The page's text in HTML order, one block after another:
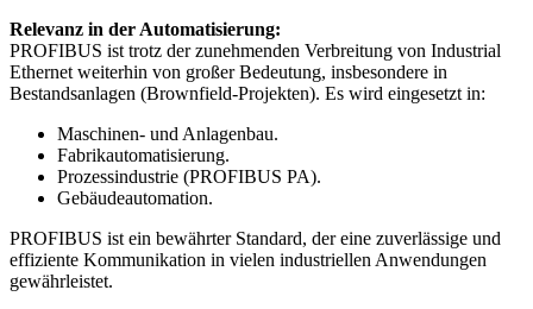
Relevanz in der Automatisierung:
PROFIBUS ist trotz der zunehmenden Verbreitung von Industrial
Ethernet weiterhin von großer Bedeutung, insbesondere in
Bestandsanlagen (Brownfield-Projekten). Es wird eingesetzt in:
Maschinen- und Anlagenbau.
Fabrikautomatisierung.
Prozessindustrie (PROFIBUS PA).
Gebäudeautomation.
PROFIBUS ist ein bewährter Standard, der eine zuverlässige und
effiziente Kommunikation in vielen industriellen Anwendungen
gewährleistet.